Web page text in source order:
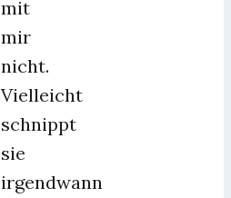
mit
mir
nicht.
Vielleicht
schnippt
sie
irgendwann